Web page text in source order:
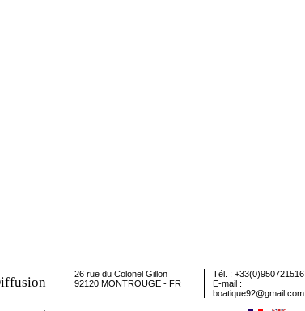
26 rue du Colonel Gillon
92120 MONTROUGE - FR
Tél. : +33(0)950721516
E-mail :
boatique92@gmail.com